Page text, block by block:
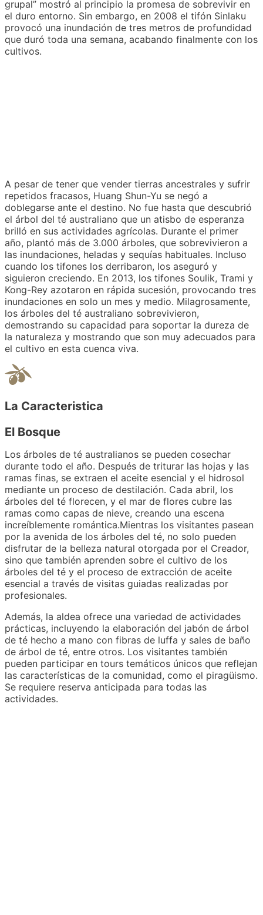
grupal” mostró al principio la promesa de sobrevivir en
el duro entorno. Sin embargo, en 2008 el tifón Sinlaku
provocó una inundación de tres metros de profundidad
que duró toda una semana, acabando finalmente con los
cultivos.
A pesar de tener que vender tierras ancestrales y sufrir
repetidos fracasos, Huang Shun-Yu se negó a
doblegarse ante el destino. No fue hasta que descubrió
el árbol del té australiano que un atisbo de esperanza
brilló en sus actividades agrícolas. Durante el primer
año, plantó más de 3.000 árboles, que sobrevivieron a
las inundaciones, heladas y sequías habituales. Incluso
cuando los tifones los derribaron, los aseguró y
siguieron creciendo. En 2013, los tifones Soulik, Trami y
Kong-Rey azotaron en rápida sucesión, provocando tres
inundaciones en solo un mes y medio. Milagrosamente,
los árboles del té australiano sobrevivieron,
demostrando su capacidad para soportar la dureza de
la naturaleza y mostrando que son muy adecuados para
el cultivo en esta cuenca viva.
La Caracteristica
El Bosque
Los árboles de té australianos se pueden cosechar
durante todo el año. Después de triturar las hojas y las
ramas finas, se extraen el aceite esencial y el hidrosol
mediante un proceso de destilación. Cada abril, los
árboles del té florecen, y el mar de flores cubre las
ramas como capas de nieve, creando una escena
increíblemente romántica.Mientras los visitantes pasean
por la avenida de los árboles del té, no solo pueden
disfrutar de la belleza natural otorgada por el Creador,
sino que también aprenden sobre el cultivo de los
árboles del té y el proceso de extracción de aceite
esencial a través de visitas guiadas realizadas por
profesionales.
Además, la aldea ofrece una variedad de actividades
prácticas, incluyendo la elaboración del jabón de árbol
de té hecho a mano con fibras de luffa y sales de baño
de árbol de té, entre otros. Los visitantes también
pueden participar en tours temáticos únicos que reflejan
las características de la comunidad, como el piragüismo.
Se requiere reserva anticipada para todas las
actividades.